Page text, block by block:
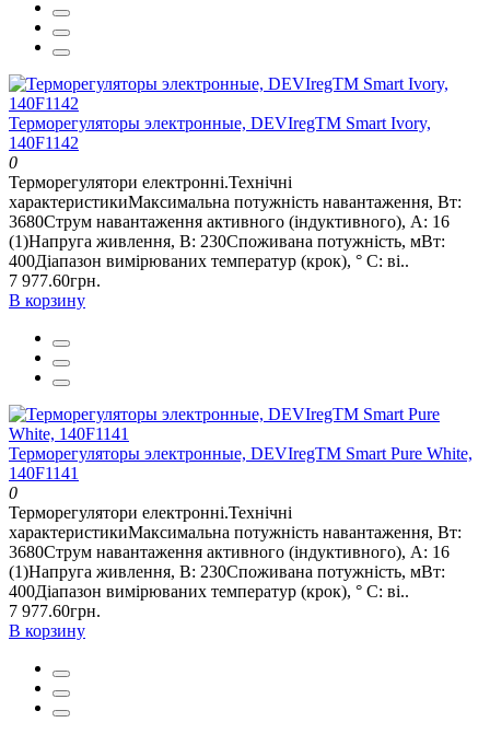
Терморегуляторы электронные, DEVIregTM Smart Ivory,
140F1142
0
Терморегулятори електронні.Технічні
характеристикиМаксимальна потужність навантаження, Вт:
3680Струм навантаження активного (індуктивного), А: 16
(1)Напруга живлення, В: 230Споживана потужність, мВт:
400Діапазон вимірюваних температур (крок), ° С: ві..
7 977.60грн.
В корзину
Терморегуляторы электронные, DEVIregTM Smart Pure White,
140F1141
0
Терморегулятори електронні.Технічні
характеристикиМаксимальна потужність навантаження, Вт:
3680Струм навантаження активного (індуктивного), А: 16
(1)Напруга живлення, В: 230Споживана потужність, мВт:
400Діапазон вимірюваних температур (крок), ° С: ві..
7 977.60грн.
В корзину